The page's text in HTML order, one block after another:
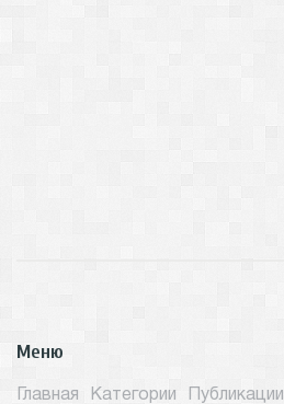
Меню
Главная Категории Публикации